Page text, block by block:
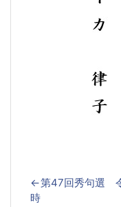
←第47回秀句選
時